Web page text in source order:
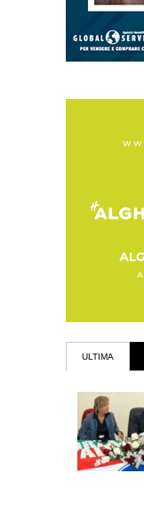
ULTIMA